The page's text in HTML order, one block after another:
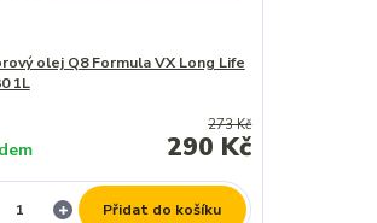
olej Q8 Formula VX Long Life
1L
273 Kč
290 Kč
Přidat do košíku